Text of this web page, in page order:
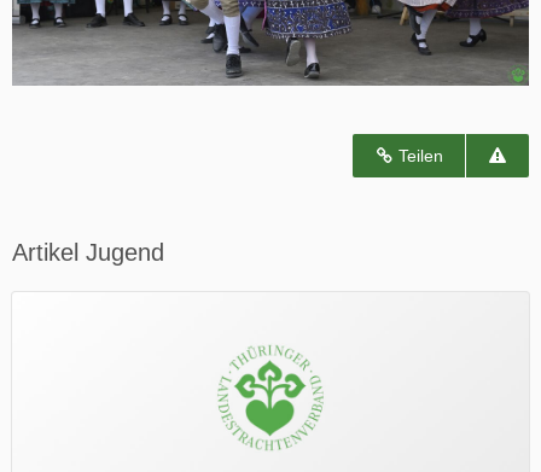
Teilen
Artikel Jugend